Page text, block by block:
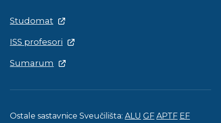
Studomat
ISS profesori
Sumarum
Ostale sastavnice Sveučilišta: ALU GF APTF EF